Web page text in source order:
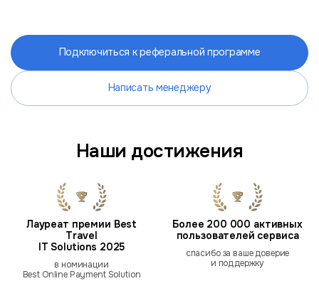
Подключиться к реферальной программе
Написать менеджеру
Наши достижения
Лауреат премии Best
Travel
IT Solutions 2025
в номинации
Best Online Payment Solution
Более 200 000 активных
пользователей сервиса
спасибо за ваше доверие
и поддержку